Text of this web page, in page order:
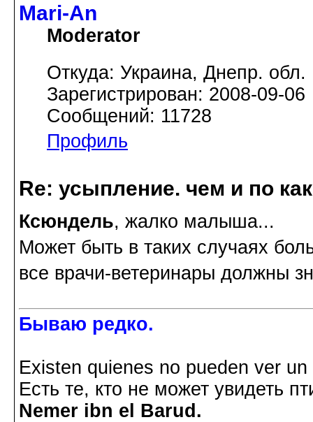
Mari-An
Moderator
Откуда: Украина, Днепр. обл.
Зарегистрирован: 2008-09-06
Сообщений: 11728
Профиль
Re: усыпление. чем и по
Ксюндель, жалко малыша...
Может быть в таких случаях
все врачи-ветеринары должны
Бываю редко.
Existen quienes no pueden ver
Есть те, кто не может увидеть
Nemer ibn el Barud.